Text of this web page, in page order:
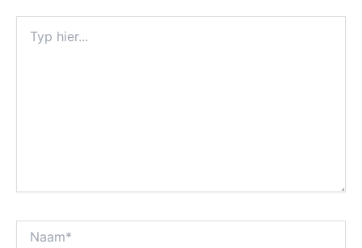
hier...